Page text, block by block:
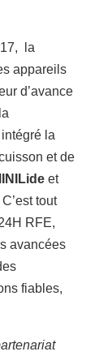
la
appareils
d’avance
la
et de
et
tout
RFE,
avancées
fiables,